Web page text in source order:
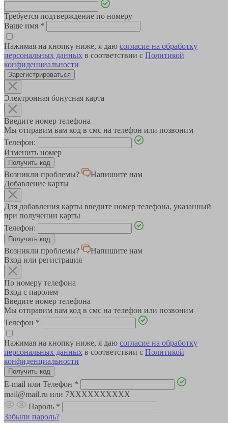
Требуется подтверждение по номеру
Ваше имя *
Нажимая на кнопку ниже, я даю согласие на обработку
персональных данных в соответствии с Политикой
конфиденциальности
Зарегистрироваться
Электронная бонусная карта
Введите номер телефона
Мы отправим вам код в смс на телефон или позвоним
Телефон:
Изменить номер
Возникли проблемы?
Напишите нам
Добавление карты
Для добавления карты введите номер телефона, указанный
при получении карты
Телефон:
Возникли проблемы?
Напишите нам
Вход или регистрация
По номеру телефона
Вход с паролем
Введите номер телефона
Мы отправим вам код в смс на телефон или позвоним
Телефон *
Нажимая на кнопку ниже, я даю согласие на обработку
персональных данных в соответствии с Политикой
конфиденциальности
E-mail или Телефон *
mail@mail.ru или 7XXXXXXXXXX
Пароль *
Забыли пароль?